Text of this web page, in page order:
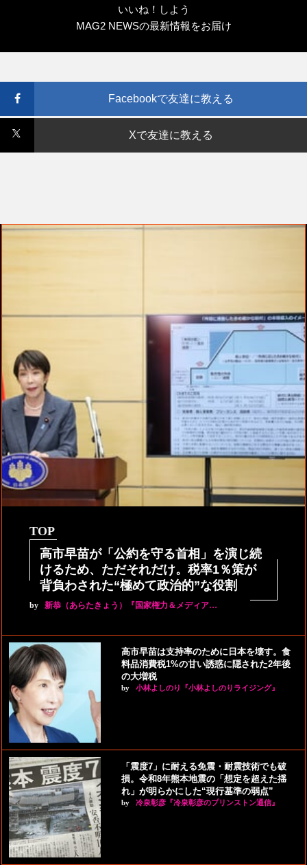
いいね！しよう
MAG2 NEWSの最新情報をお届け
Facebookで友達に教える
Xで友達に教える
TOP
高市早苗が「公約を守る首相」を演じ続
けるため、ただそれだけ。税率1％策が
背負わされた“極めて政治的”な役割
by 新恭（あらたきょう）『国家権力＆メディア…
高市早苗は支持率のために日本を壊す。食
料品消費税1%の甘い誘惑に隠された2年後
の大増税
by 小林よしのり『小林よしのりライジング』
「震度7」に耐える免震・耐震技術でも破
損。令和8年熊本地震の「想定を超えた揺
れ」が明らかにした“現行基準の弱点”
by 冷泉彰彦『冷泉彰彦のプリンストン通信』